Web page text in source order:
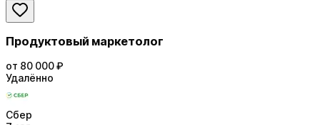
Продуктовый маркетолог
от 80 000 ₽
Удалённо
Сбер